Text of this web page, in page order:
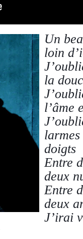
Un
loin
la
l’âme
larmes
doigts
Entre
deux
Entre
deux
J’irai